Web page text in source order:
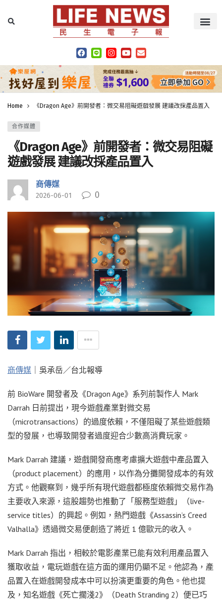
Home 《Dragon Age》前開發者：微交易阻礙遊戲發展 建議改採產品置入
合作媒體
《Dragon Age》前開發者：微交易阻礙
遊戲發展 建議改採產品置入
商傳媒
2026-06-01 0
商傳媒 ｜吳承岳／台北報導
前 BioWare 開發者及《Dragon Age》系列前製作人 Mark
Darrah 日前提出，現今遊戲產業對微交易
（microtransactions）的過度依賴，不僅阻礙了某些遊戲類
型的發展，也導致開發者過度迎合少數高消費玩家。
Mark Darrah 建議，遊戲開發商應考慮擴大遊戲中產品置入
（product placement）的應用，以作為分攤開發成本的有效
方式。他觀察到，幾乎所有現代遊戲都極度依賴微交易作為
主要收入來源，這股趨勢也推動了「服務型遊戲」（live-
service titles）的興起。例如，熱門遊戲《Assassin’s Creed
Valhalla》透過微交易便創造了將近 1 億歐元的收入。
Mark Darrah 指出，相較於電影產業已能有效利用產品置入
獲取收益，電玩遊戲在這方面的運用仍顯不足。他認為，產
品置入在遊戲開發成本中可以扮演更重要的角色。他也提
及，知名遊戲《死亡擱淺2》（Death Stranding 2）便已巧